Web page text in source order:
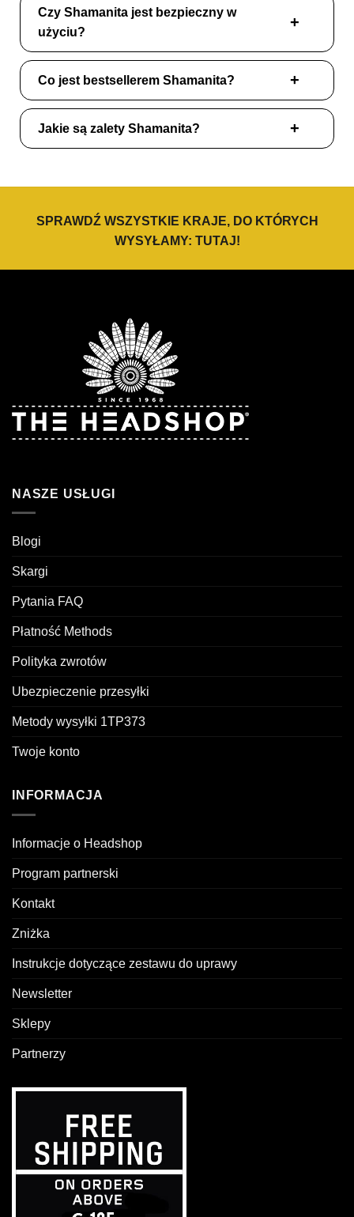
Czy Shamanita jest bezpieczny w
użyciu?
Co jest bestsellerem Shamanita?
Jakie są zalety Shamanita?
SPRAWDŹ WSZYSTKIE KRAJE, DO KTÓRYCH
WYSYŁAMY: TUTAJ!
NASZE USŁUGI
Blogi
Skargi
Pytania FAQ
Płatność Methods
Polityka zwrotów
Ubezpieczenie przesyłki
Metody wysyłki 1TP373
Twoje konto
INFORMACJA
Informacje o Headshop
Program partnerski
Kontakt
Zniżka
Instrukcje dotyczące zestawu do uprawy
Newsletter
Sklepy
Partnerzy